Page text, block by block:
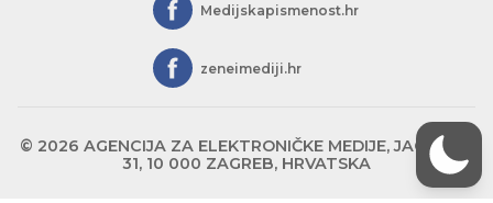
Medijskapismenost.hr
zeneimediji.hr
© 2026 AGENCIJA ZA ELEKTRONIČKE MEDIJE, JAGIĆEVA
31, 10 000 ZAGREB, HRVATSKA